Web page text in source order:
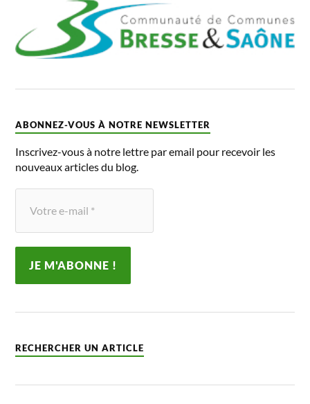
ABONNEZ-VOUS À NOTRE NEWSLETTER
Inscrivez-vous à notre lettre par email pour recevoir les
nouveaux articles du blog.
RECHERCHER UN ARTICLE